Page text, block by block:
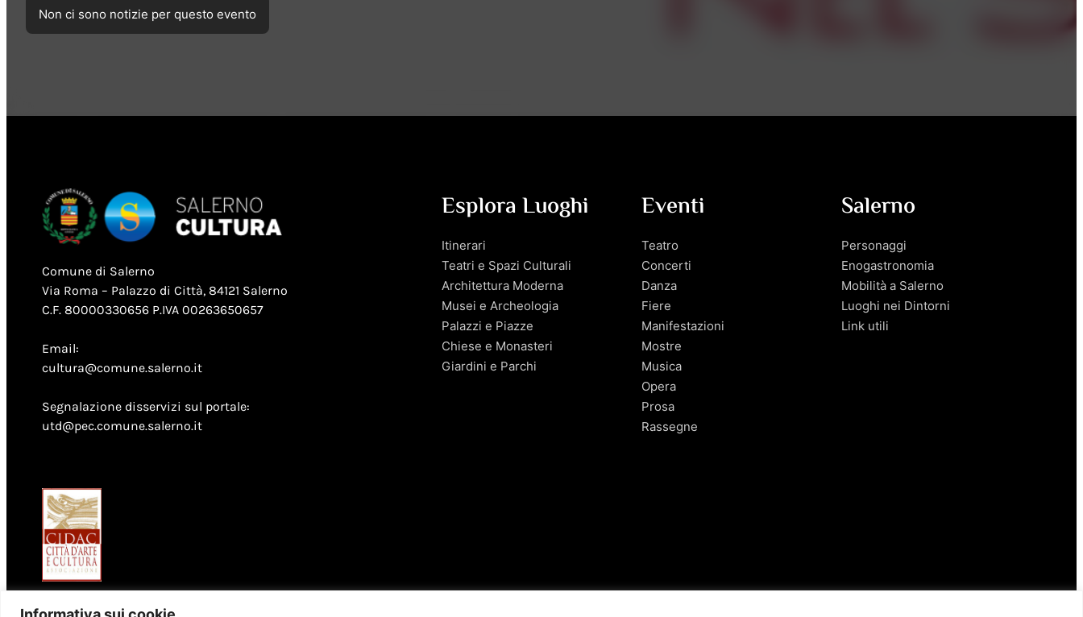
Non ci sono notizie per questo evento
Comune di Salerno
Via Roma – Palazzo di Città, 84121 Salerno
C.F. 80000330656 P.IVA 00263650657
Email:
cultura@comune.salerno.it
Segnalazione disservizi sul portale:
utd@pec.comune.salerno.it
Esplora Luoghi
Itinerari
Teatri e Spazi Culturali
Architettura Moderna
Musei e Archeologia
Palazzi e Piazze
Chiese e Monasteri
Giardini e Parchi
Eventi
Teatro
Concerti
Danza
Fiere
Manifestazioni
Mostre
Musica
Opera
Prosa
Rassegne
Salerno
Personaggi
Enogastronomia
Mobilità a Salerno
Luoghi nei Dintorni
Link utili